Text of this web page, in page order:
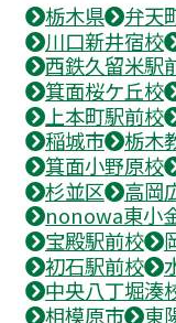
栃木県 弁天
川口新井宿校
西鉄久留米駅
箕面桜ケ丘校
上本町駅前校
稲城市
栃木
箕面小野原校
杉並区
高岡
nonowa東小
宝殿駅前校
初石駅前校
中央八丁堀湊
相模原市
東